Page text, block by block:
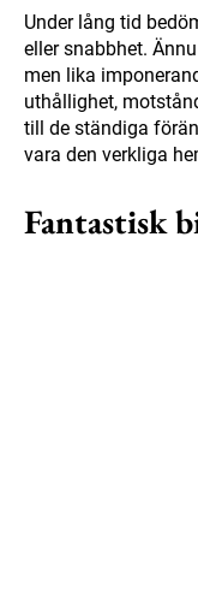
Under lång tid
eller snabbhet.
men lika
uthållighet,
till de ständiga
vara den verkliga
Fantastisk